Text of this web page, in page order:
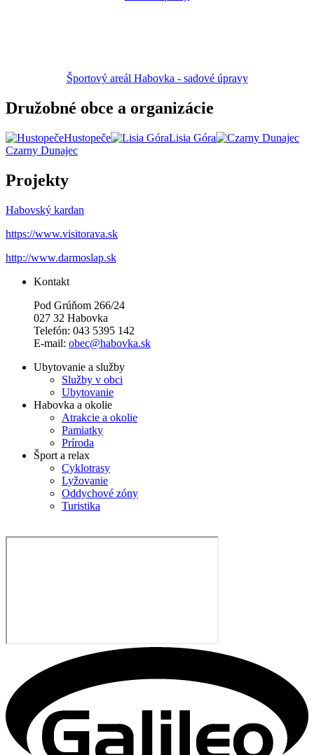
Športový areál Habovka - sadové úpravy
Družobné obce a organizácie
Hustopeče
Lisia Góra
Czarny Dunajec
Projekty
Habovský kardan
https://www.visitorava.sk
http://www.darmoslap.sk
Kontakt
Pod Grúňom 266/24
027 32 Habovka
Telefón: 043 5395 142
E-mail: obec@habovka.sk
Ubytovanie a služby
Služby v obci
Ubytovanie
Habovka a okolie
Atrakcie a okolie
Pamiatky
Príroda
Šport a relax
Cyklotrasy
Lyžovanie
Oddychové zóny
Turistika